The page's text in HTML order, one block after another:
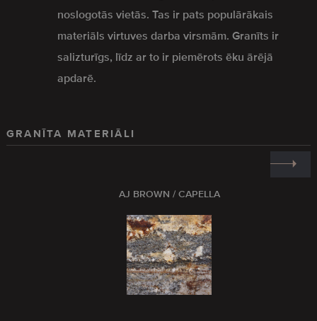
noslogotās vietās. Tas ir pats populārākais
materiāls virtuves darba virsmām. Granīts ir
salizturīgs, līdz ar to ir piemērots ēku ārējā
apdarē.
GRANĪTA MATERIĀLI
AJ BROWN / CAPELLA